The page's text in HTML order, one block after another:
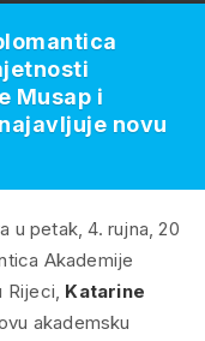
u petak, 4. rujna, 20
Akademije
Rijeci, Katarine
akademsku
Musap i
novu